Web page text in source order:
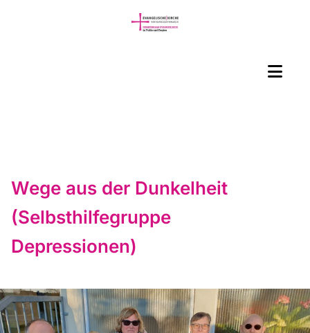
Wege aus der Dunkelheit
(Selbsthilfegruppe
Depressionen)